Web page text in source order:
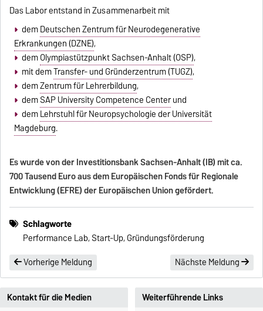
Das Labor entstand in Zusammenarbeit mit
demDeutschen Zentrum für Neurodegenerative
Erkrankungen (DZNE),
demOlympiastützpunkt Sachsen-Anhalt (OSP),
mit demTransfer- und Gründerzentrum (TUGZ),
demZentrum für Lehrerbildung,
demSAP University Competence Centerund
demLehrstuhl für Neuropsychologie der Universität
Magdeburg.
Es wurde von der Investitionsbank Sachsen-Anhalt (IB) mit ca.
700 Tausend Euro aus dem Europäischen Fonds für Regionale
Entwicklung (EFRE) der Europäischen Union gefördert.
Schlagworte
Performance Lab, Start-Up, Gründungsförderung
Vorherige Meldung
Nächste Meldung
Kontakt für die Medien
Weiterführende Links